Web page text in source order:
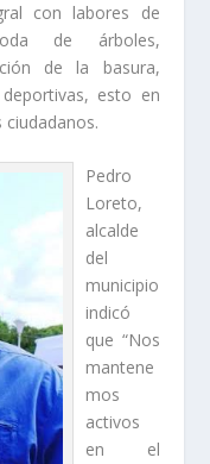
con labores de
de árboles,
de la basura,
esto en
ciudadanos.
Pedro
Loreto,
alcalde
del
municipio
indicó
que “Nos
mantene
mos
activos
en el